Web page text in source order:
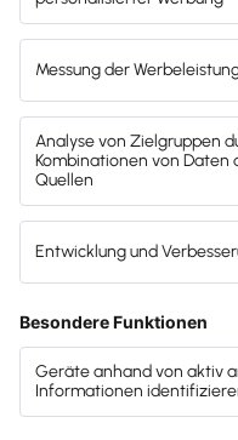
und diesen
»Wir haben es noch
von Lexware Office
mir die ganze Zeit
aber bisher nie aktiv
worden!«
Autor:in: Carola Heine
Veröffentlicht:22.02.2021
Kategorie: